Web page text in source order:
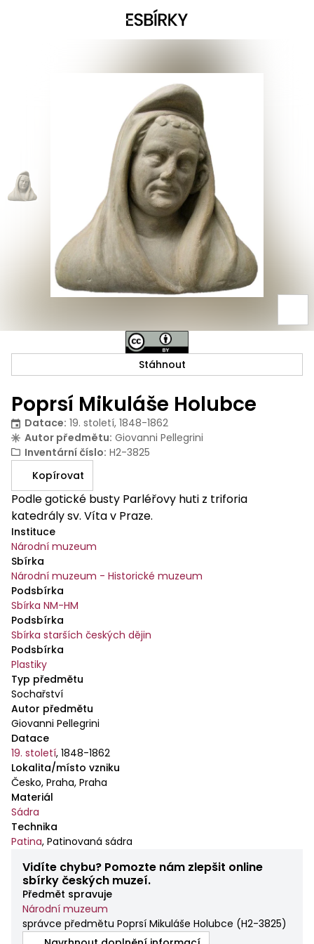
Poprsí Mikuláše Holubce
Datace: 19. století, 1848-1862
Autor předmětu: Giovanni Pellegrini
Inventární číslo: H2-3825
Kopírovat
Podle gotické busty Parléřovy huti z triforia
katedrály sv. Víta v Praze.
Instituce
Národní muzeum
Sbírka
Národní muzeum - Historické muzeum
Podsbírka
Sbírka NM-HM
Podsbírka
Sbírka starších českých dějin
Podsbírka
Plastiky
Typ předmětu
Sochařství
Autor předmětu
Giovanni Pellegrini
Datace
19. století, 1848-1862
Lokalita/místo vzniku
Česko, Praha, Praha
Materiál
Sádra
Technika
Patina, Patinovaná sádra
Vidíte chybu? Pomozte nám zlepšit online
sbírky českých muzeí.
Předmět spravuje
Národní muzeum
správce předmětu Poprsí Mikuláše Holubce (H2-3825)
Stáhnout